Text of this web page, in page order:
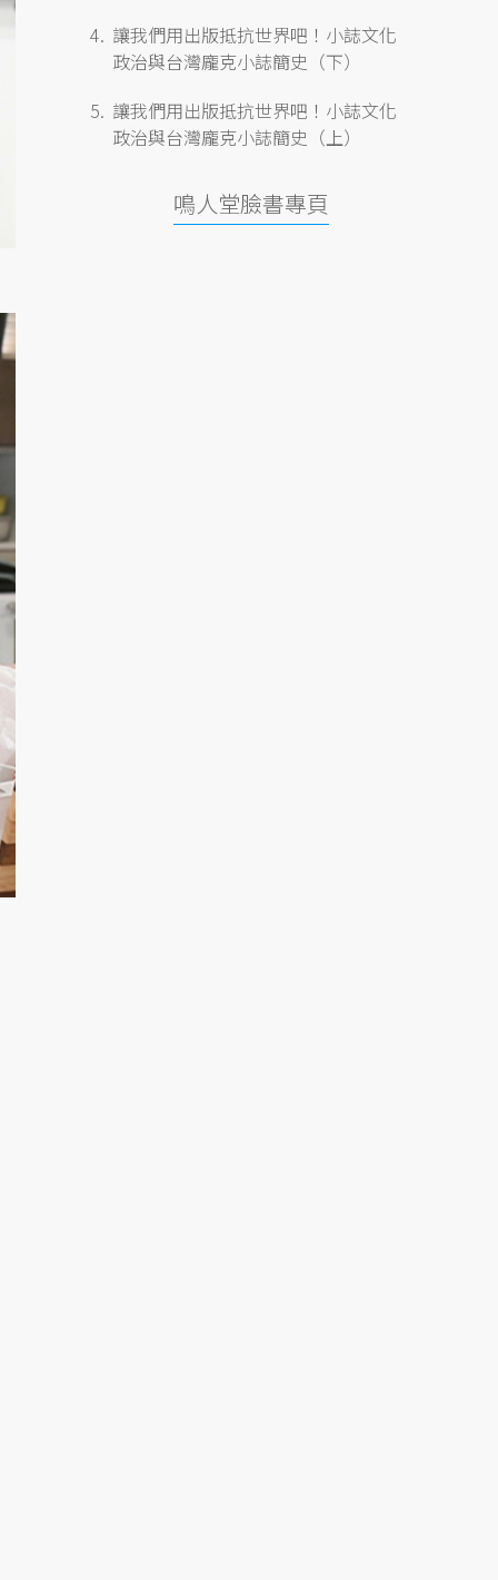
讓我們用出版抵抗世界吧！小誌文化
政治與台灣龐克小誌簡史（下）
讓我們用出版抵抗世界吧！小誌文化
政治與台灣龐克小誌簡史（上）
鳴人堂臉書專頁